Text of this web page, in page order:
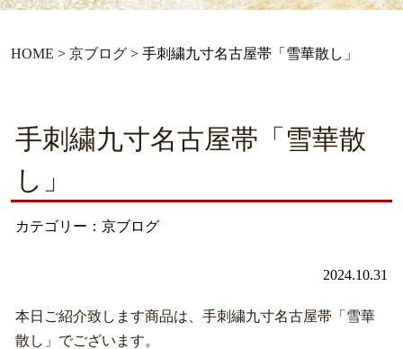
HOME > 京ブログ> 手刺繍九寸名古屋帯「雪華散し」
手刺繍九寸名古屋帯「雪華散
し」
カテゴリー：京ブログ
2024.10.31
本日ご紹介致します商品は、手刺繍九寸名古屋帯「雪華
散し」でございます。